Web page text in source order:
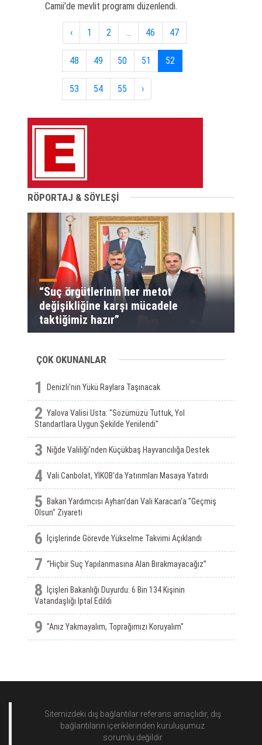
Camii’de mevlit programı düzenlendi.
‹ 1 2 ... 46 47
48 49 50 51 52
53 54 55 ›
RÖPORTAJ & SÖYLEŞİ
“Suç örgütlerinin her metot
değişikliğine karşı mücadele
taktiğimiz hazır”
ÇOK OKUNANLAR
1 Denizli'nin Yükü Raylara Taşınacak
2 Yalova Valisi Usta: "Sözümüzü Tuttuk, Yol
Standartlara Uygun Şekilde Yenilendi"
3 Niğde Valiliği’nden Küçükbaş Hayvancılığa Destek
4 Vali Canbolat, YİKOB'da Yatırımları Masaya Yatırdı
5
Bakan Yardımcısı Ayhan’dan Vali Karacan’a "Geçmiş
Olsun" Ziyareti
6 İçişlerinde Görevde Yükselme Takvimi Açıklandı
7 “Hiçbir Suç Yapılanmasına Alan Bırakmayacağız”
8
İçişleri Bakanlığı Duyurdu: 6 Bin 134 Kişinin
Vatandaşlığı Iptal Edildi
9 "Anız Yakmayalım, Toprağımızı Koruyalım"
Sitemizdeki dış bağlantılar referans amaçlıdır, dış
bağlantıların içeriklerinden kuruluşumuz
sorumlu değildir